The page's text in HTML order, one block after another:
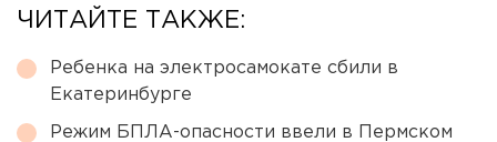
ЧИТАЙТЕ ТАКЖЕ:
Ребенка на электросамокате сбили в
Екатеринбурге
Режим БПЛА-опасности ввели в Пермском